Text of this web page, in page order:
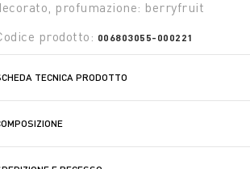
profumazione: berryfruit
prodotto: 006803055-000221
TECNICA PRODOTTO